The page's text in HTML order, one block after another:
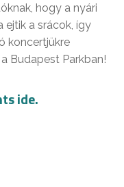
hogy a nyári
ejtik a srácok, így
koncertjükre
Budapest Parkban!
ide.